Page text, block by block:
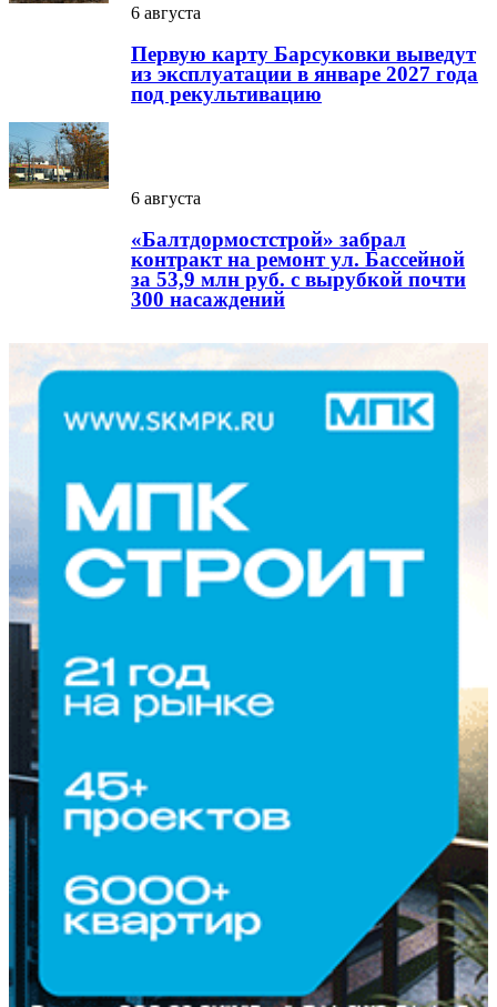
6 августа
Первую карту Барсуковки выведут
из эксплуатации в январе 2027 года
под рекультивацию
6 августа
«Балтдормостстрой» забрал
контракт на ремонт ул. Бассейной
за 53,9 млн руб. с вырубкой почти
300 насаждений